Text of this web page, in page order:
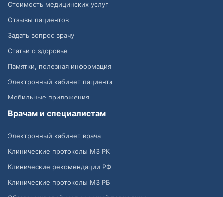
Стоимость медицинских услуг
Отзывы пациентов
Задать вопрос врачу
Статьи о здоровье
Памятки, полезная информация
Электронный кабинет пациента
Мобильные приложения
Врачам и специалистам
Электронный кабинет врача
Клинические протоколы МЗ РК
Клинические рекомендации РФ
Клинические протоколы МЗ РБ